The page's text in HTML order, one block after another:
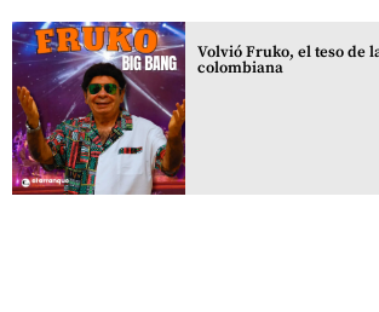
Volvió Fruko, el teso de
colombiana